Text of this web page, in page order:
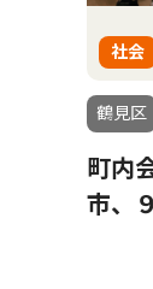
社会
鶴見区
町内
市、